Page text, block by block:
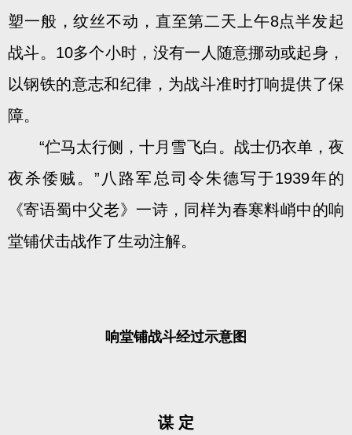
塑一般，纹丝不动，直至第二天上午8点半发起
战斗。10多个小时，没有一人随意挪动或起身，
以钢铁的意志和纪律，为战斗准时打响提供了保
障。
“伫马太行侧，十月雪飞白。战士仍衣单，夜
夜杀倭贼。”八路军总司令朱德写于1939年的
《寄语蜀中父老》一诗，同样为春寒料峭中的响
堂铺伏击战作了生动注解。
响堂铺战斗经过示意图
谋 定